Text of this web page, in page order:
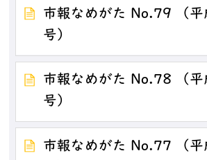
市報なめがた No.79 （平
号）
市報なめがた No.78 （平
号）
市報なめがた No.77 （平